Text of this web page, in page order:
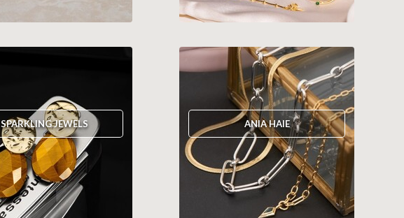
SPARKLING JEWELS ANIA HAIE